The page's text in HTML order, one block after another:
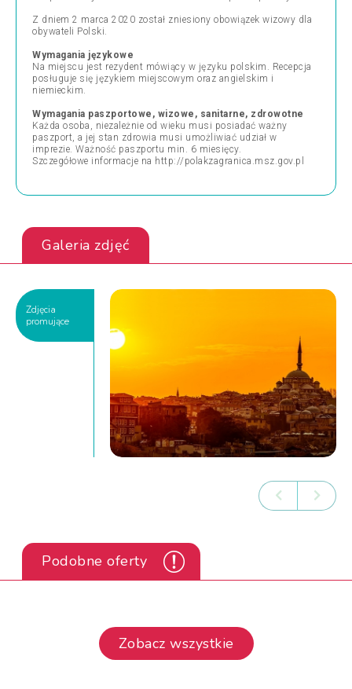
Z dniem 2 marca 2020 został zniesiony obowiązek wizowy dla
obywateli Polski.
Wymagania językowe
Na miejscu jest rezydent mówiący w języku polskim. Recepcja
posługuje się językiem miejscowym oraz angielskim i
niemieckim.
Wymagania paszportowe, wizowe, sanitarne, zdrowotne
Każda osoba, niezależnie od wieku musi posiadać ważny
paszport, a jej stan zdrowia musi umożliwiać udział w
imprezie. Ważność paszportu min. 6 miesięcy.
Szczegółowe informacje na http://polakzagranica.msz.gov.pl
Galeria zdjęć
Zdjęcia
promujące
Podobne oferty
Zobacz wszystkie